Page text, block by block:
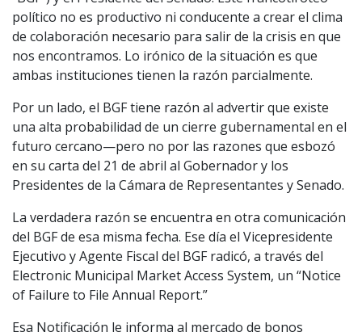
político no es productivo ni conducente a crear el clima
de colaboración necesario para salir de la crisis en que
nos encontramos. Lo irónico de la situación es que
ambas instituciones tienen la razón parcialmente.
Por un lado, el BGF tiene razón al advertir que existe
una alta probabilidad de un cierre gubernamental en el
futuro cercano—pero no por las razones que esbozó
en su carta del 21 de abril al Gobernador y los
Presidentes de la Cámara de Representantes y Senado.
La verdadera razón se encuentra en otra comunicación
del BGF de esa misma fecha. Ese día el Vicepresidente
Ejecutivo y Agente Fiscal del BGF radicó, a través del
Electronic Municipal Market Access System, un “Notice
of Failure to File Annual Report.”
Esa Notificación le informa al mercado de bonos